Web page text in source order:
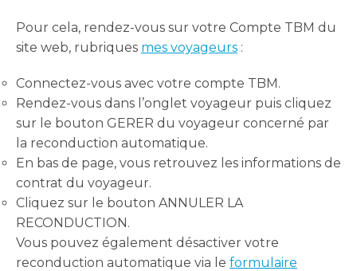
Pour cela, rendez-vous sur votre Compte TBM du
site web, rubriques mes voyageurs :
Connectez-vous avec votre compte TBM.
Rendez-vous dans l’onglet voyageur puis cliquez
sur le bouton GERER du voyageur concerné par
la reconduction automatique.
En bas de page, vous retrouvez les informations de
contrat du voyageur.
Cliquez sur le bouton ANNULER LA
RECONDUCTION.
Vous pouvez également désactiver votre
reconduction automatique via le formulaire